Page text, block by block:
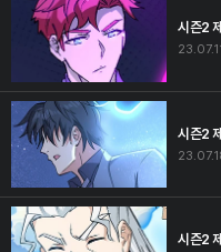
시즌2
23.07.11
시즌2
시즌2